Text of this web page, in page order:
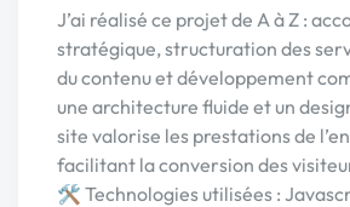
J’ai réalisé ce projet de A à Z :
stratégique, structuration des
du contenu et développement
une architecture fluide et un
site valorise les prestations de
facilitant la conversion des
🛠️ Technologies utilisées :